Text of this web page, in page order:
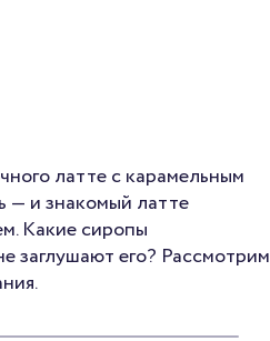
латте с карамельным
— и знакомый латте
Какие сиропы
заглушают его? Рассмотрим